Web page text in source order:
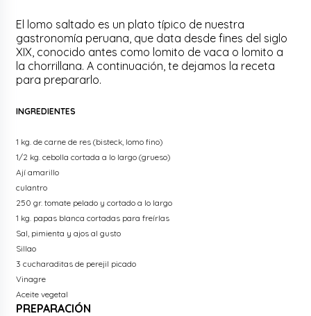
El lomo saltado es un plato típico de nuestra
gastronomía peruana, que data desde fines del siglo
XIX, conocido antes como lomito de vaca o lomito a
la chorrillana. A continuación, te dejamos la receta
para prepararlo.
INGREDIENTES
1 kg. de carne de res (bisteck, lomo fino)
1/2 kg. cebolla cortada a lo largo (grueso)
Ají amarillo
culantro
250 gr. tomate pelado y cortado a lo largo
1 kg. papas blanca cortadas para freírlas
Sal, pimienta y ajos al gusto
Sillao
3 cucharaditas de perejil picado
Vinagre
Aceite vegetal
PREPARACIÓN